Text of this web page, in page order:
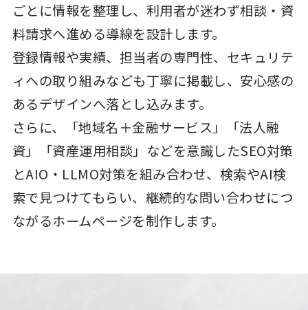
ごとに情報を整理し、利用者が迷わず相談・資
料請求へ進める導線を設計します。
登録情報や実績、担当者の専門性、セキュリテ
ィへの取り組みなども丁寧に掲載し、安心感の
あるデザインへ落とし込みます。
さらに、「地域名＋金融サービス」「法人融
資」「資産運用相談」などを意識したSEO対策
とAIO・LLMO対策を組み合わせ、検索やAI検
索で見つけてもらい、継続的な問い合わせにつ
ながるホームページを制作します。